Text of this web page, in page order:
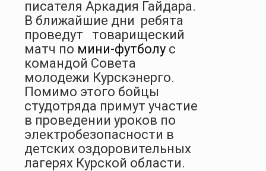
писателя Аркадия Гайдара.
В ближайшие дни ребята
проведут
товарищеский
матч по мини-футболу с
командой Совета
молодежи Курскэнерго.
Помимо этого бойцы
студотряда примут участие
в проведении уроков по
электробезопасности в
детских оздоровительных
лагерях Курской области.